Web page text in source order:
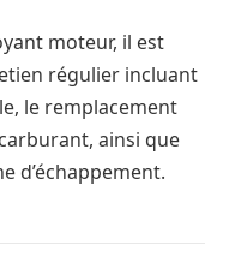
moteur, il est
régulier incluant
le remplacement
ainsi que
d’échappement.